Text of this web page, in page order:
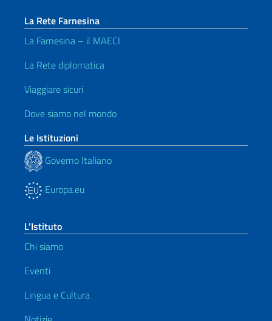
La Rete Farnesina
La Farnesina – il MAECI
La Rete diplomatica
Viaggiare sicuri
Dove siamo nel mondo
Le Istituzioni
Governo Italiano
Europa.eu
L’Istituto
Chi siamo
Eventi
Lingua e Cultura